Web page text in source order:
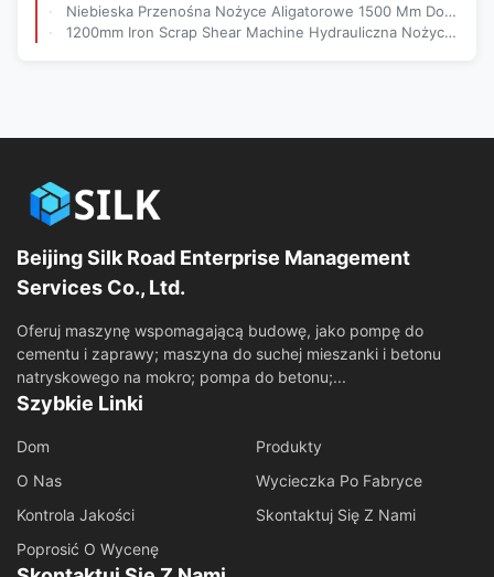
Niebieska Przenośna Nożyce Aligatorowe 1500 Mm Do Cięcia Złomu Żelaznego
1200mm Iron Scrap Shear Machine Hydrauliczna Nożyca Gilotynowa
Beijing Silk Road Enterprise Management
Services Co., Ltd.
Oferuj maszynę wspomagającą budowę, jako pompę do
cementu i zaprawy; maszyna do suchej mieszanki i betonu
natryskowego na mokro; pompa do betonu;...
Szybkie Linki
Dom
Produkty
O Nas
Wycieczka Po Fabryce
Kontrola Jakości
Skontaktuj Się Z Nami
Poprosić O Wycenę